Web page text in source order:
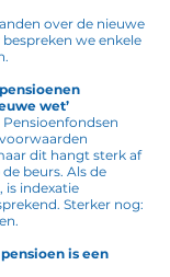
over de nieuwe
we enkele
wet’
Pensioenfondsen
dit hangt sterk af
beurs. Als de
is indexatie
Sterker nog:
is een